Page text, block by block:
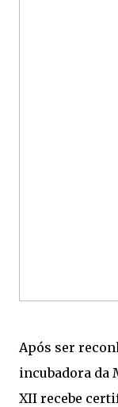
Após ser
incubadora da
XII recebe